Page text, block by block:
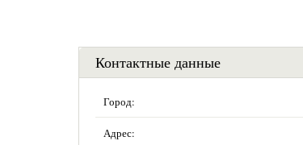
Контактные данные
Город:
Адрес: